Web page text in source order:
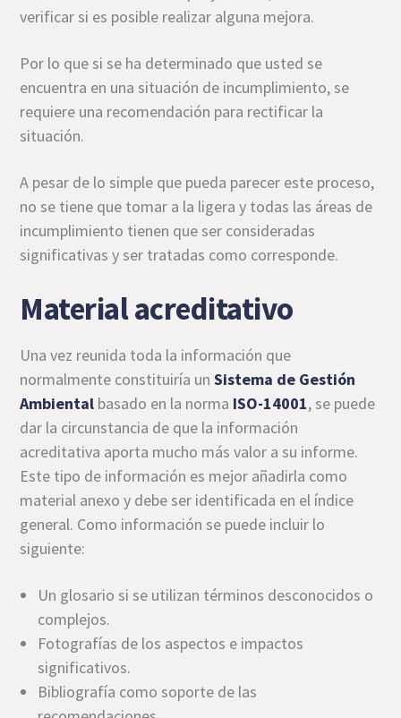
verificar si es posible realizar alguna mejora.
Por lo que si se ha determinado que usted se
encuentra en una situación de incumplimiento, se
requiere una recomendación para rectificar la
situación.
A pesar de lo simple que pueda parecer este proceso,
no se tiene que tomar a la ligera y todas las áreas de
incumplimiento tienen que ser consideradas
significativas y ser tratadas como corresponde.
Material acreditativo
Una vez reunida toda la información que
normalmente constituiría unSistema de Gestión
Ambiental basado en la norma ISO-14001, se puede
dar la circunstancia de que la información
acreditativa aporta mucho más valor a su informe.
Este tipo de información es mejor añadirla como
material anexo y debe ser identificada en el índice
general. Como información se puede incluir lo
siguiente:
Un glosario si se utilizan términos desconocidos o
complejos.
Fotografías de los aspectos e impactos
significativos.
Bibliografía como soporte de las